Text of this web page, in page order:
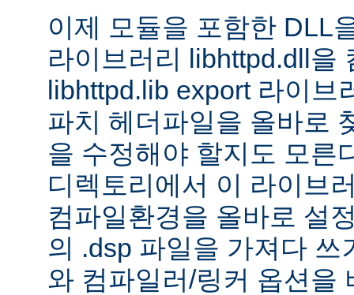
이제 모듈을 포함한 DLL
라이브러리 libhttpd.dll을
libhttpd.lib export 라이브
파치 헤더파일을 올바로
을 수정해야 할지도 모른
디렉토리에서 이 라이브
컴파일환경을 올바로 설
의 .dsp 파일을 가져다 쓰
와 컴파일러/링커 옵션을